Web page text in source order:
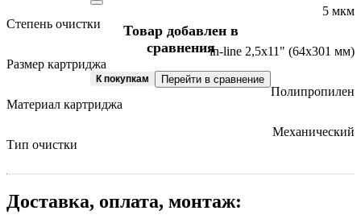
Степень очистки
5 мкм
Размер картриджа
in-line 2,5х11" (64х301 мм)
Материал картриджа
Полипропилен
Тип очистки
Механический
Доставка, оплата, монтаж:
Товар добавлен в
сравнения
К покупкам Перейти в сравнение